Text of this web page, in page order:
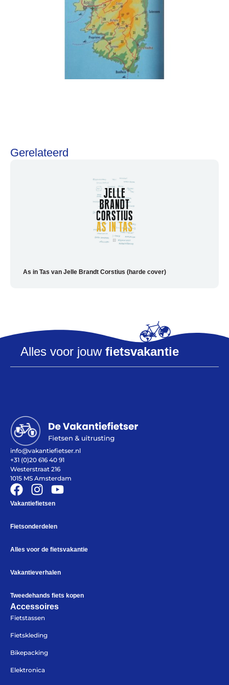
Onderhoud en Reparatie
Help mij bijhet
Over ons
Alles voor de fietsvakantie
Bikepacking
Fiets in vliegtuig vervoeren
Help mij bij
kiezen van een fiets
Maak een afspraak
Over ons
Blog
Gerelateerd
As in Tas van Jelle Brandt Corstius (harde cover)
Alles voor jouw fietsvakantie
info@vakantiefietser.nl
+31 (0)20 616 40 91
Westerstraat 216
1015 MS Amsterdam
Vakantiefietsen
Fietsonderdelen
Alles voor de fietsvakantie
Vakantieverhalen
Tweedehands fiets kopen
Accessoires
Fietstassen
Fietskleding
Bikepacking
Elektronica